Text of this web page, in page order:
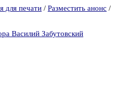
для печати / Разместить анонс /
Василий Забутовский